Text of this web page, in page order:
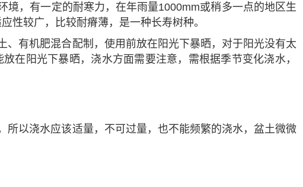
境，有一定的耐寒力，在年雨量1000mm或稍多一点的地区生
性较广，比较耐瘠薄，是一种长寿树种。
、有机肥混合配制，使用前放在阳光下暴晒，对于阳光没有太
在阳光下暴晒，浇水方面需要注意，需根据季节变化浇水，
所以浇水应该适量，不可过量，也不能频繁的浇水，盆土微微